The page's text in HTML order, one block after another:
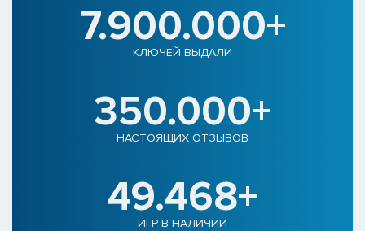
7.900.000+
КЛЮЧЕЙ ВЫДАЛИ
350.000+
НАСТОЯЩИХ ОТЗЫВОВ
49.468+
ИГР В НАЛИЧИИ